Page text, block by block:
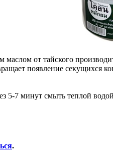
от тайского
появление секущихся
5-7 минут смыть теплой
.